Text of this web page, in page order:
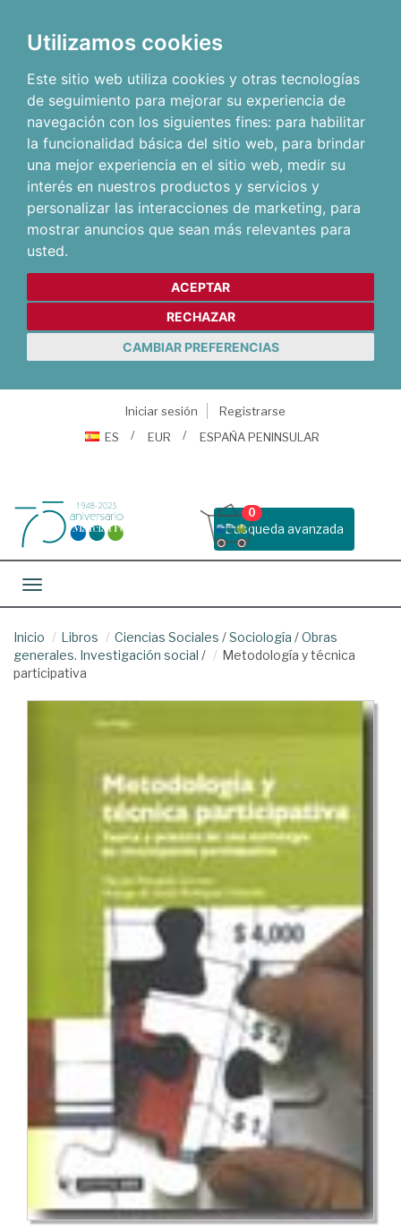
Utilizamos cookies
Este sitio web utiliza cookies y otras tecnologías
de seguimiento para mejorar su experiencia de
navegación con los siguientes fines: para habilitar
la funcionalidad básica del sitio web, para brindar
una mejor experiencia en el sitio web, medir su
interés en nuestros productos y servicios y
personalizar las interacciones de marketing, para
mostrar anuncios que sean más relevantes para
usted.
ACEPTAR
RECHAZAR
CAMBIAR PREFERENCIAS
Iniciar sesión
Registrarse
ES
EUR ESPAÑA PENINSULAR
Busqueda avanzada
0
Toggle navigation
Inicio Libros Ciencias Sociales /Sociología /Obras
generales. Investigación social /
Metodología y técnica
participativa